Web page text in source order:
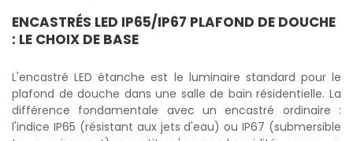
ENCASTRÉS LED IP65/IP67 PLAFOND DE DOUCHE
: LE CHOIX DE BASE
L'encastré LED étanche est le luminaire standard pour le
plafond de douche dans une salle de bain résidentielle. La
différence fondamentale avec un encastré ordinaire :
l'indice IP65 (résistant aux jets d'eau) ou IP67 (submersible